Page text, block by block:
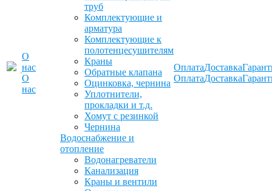
О
нас
О
нас
труб
Комплектующие и
арматура
Комплектующие к
полотенцесушителям
Краны
Обратные клапана
Оцинковка, чернина
Уплотнители,
прокладки и т.д.
Хомут с резинкой
Чернина
Водоснабжение и
отопление
Водонагреватели
Канализация
Краны и вентили
Оплата
Оплата
Доставка
Доставка